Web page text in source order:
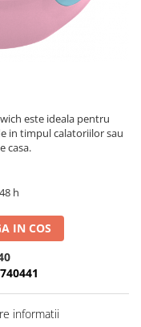
este ideala pentru
in timpul calatoriilor sau
casa.
48 h
IN COS
informatii